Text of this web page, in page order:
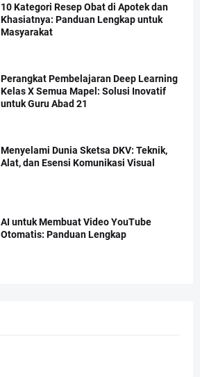
10 Kategori Resep Obat di Apotek dan
Khasiatnya: Panduan Lengkap untuk
Masyarakat
Perangkat Pembelajaran Deep Learning
Kelas X Semua Mapel: Solusi Inovatif
untuk Guru Abad 21
Menyelami Dunia Sketsa DKV: Teknik,
Alat, dan Esensi Komunikasi Visual
AI untuk Membuat Video YouTube
Otomatis: Panduan Lengkap